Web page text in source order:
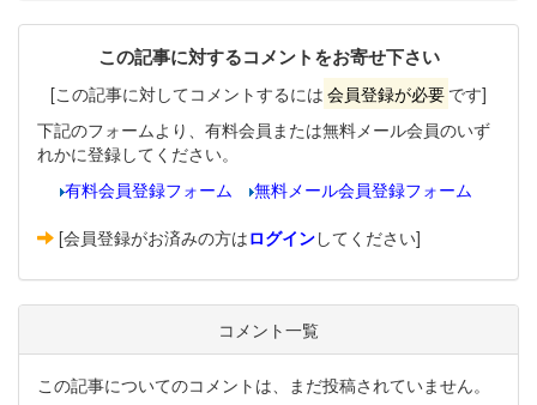
この記事に対するコメントをお寄せ下さい
[この記事に対してコメントするには 会員登録が必要 です]
下記のフォームより、有料会員または無料メール会員のいず
れかに登録してください。
有料会員登録フォーム
無料メール会員登録フォーム
[会員登録がお済みの方はログインしてください]
コメント一覧
この記事についてのコメントは、まだ投稿されていません。